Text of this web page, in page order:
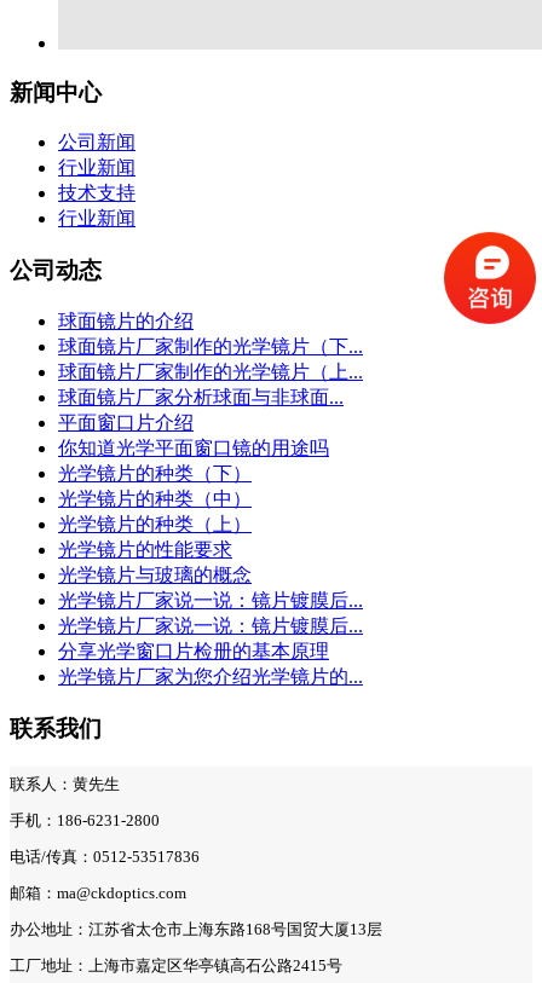
新闻中心
公司新闻
行业新闻
技术支持
行业新闻
公司动态
球面镜片的介绍
球面镜片厂家制作的光学镜片（下...
球面镜片厂家制作的光学镜片（上...
球面镜片厂家分析球面与非球面...
平面窗口片介绍
你知道光学平面窗口镜的用途吗
光学镜片的种类（下）
光学镜片的种类（中）
光学镜片的种类（上）
光学镜片的性能要求
光学镜片与玻璃的概念
光学镜片厂家说一说：镜片镀膜后...
光学镜片厂家说一说：镜片镀膜后...
分享光学窗口片检册的基本原理
光学镜片厂家为您介绍光学镜片的...
联系我们
联系人：黄先生
手机：186-6231-2800
电话/传真：0512-53517836
邮箱：ma@ckdoptics.com
办公地址：江苏省太仓市上海东路168号国贸大厦13层
工厂地址：上海市嘉定区华亭镇高石公路2415号